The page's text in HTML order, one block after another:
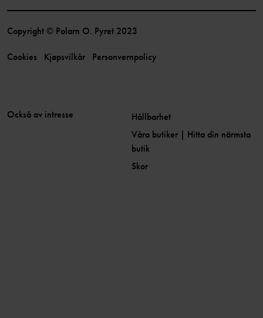
Copyright © Polarn O. Pyret 2023
Cookies Kjøpsvilkår Personvernpolicy
Också av intresse
Hållbarhet
Våra butiker | Hitta din närmsta
butik
Skor